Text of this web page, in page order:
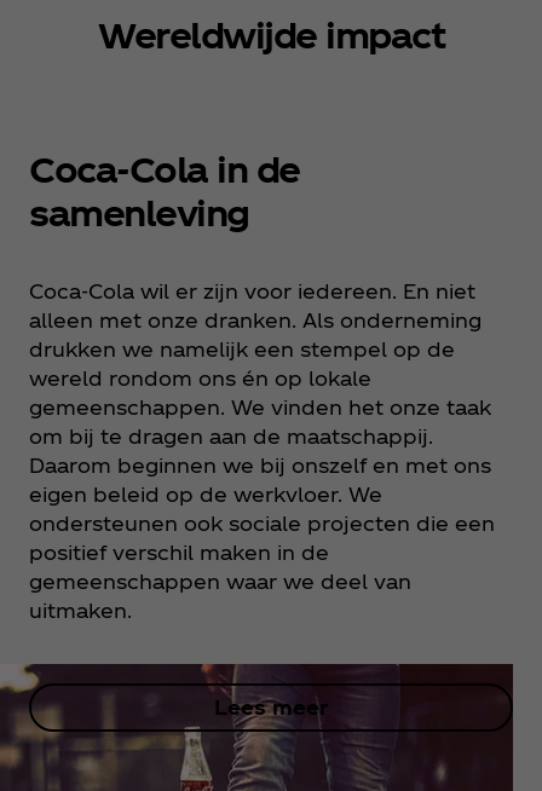
Wereldwijde impact
Coca‑Cola in de
samenleving
Coca‑Cola wil er zijn voor iedereen. En niet
alleen met onze dranken. Als onderneming
drukken we namelijk een stempel op de
wereld rondom ons én op lokale
gemeenschappen. We vinden het onze taak
om bij te dragen aan de maatschappij.
Daarom beginnen we bij onszelf en met ons
eigen beleid op de werkvloer. We
ondersteunen ook sociale projecten die een
positief verschil maken in de
gemeenschappen waar we deel van
uitmaken.
Lees meer